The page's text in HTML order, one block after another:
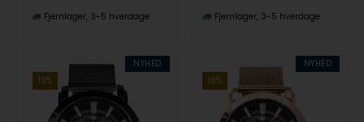
Fjernlager 3-5 hverdage Fjernlager 3-5 hverdage
NYHED
19%
NYHED
19%